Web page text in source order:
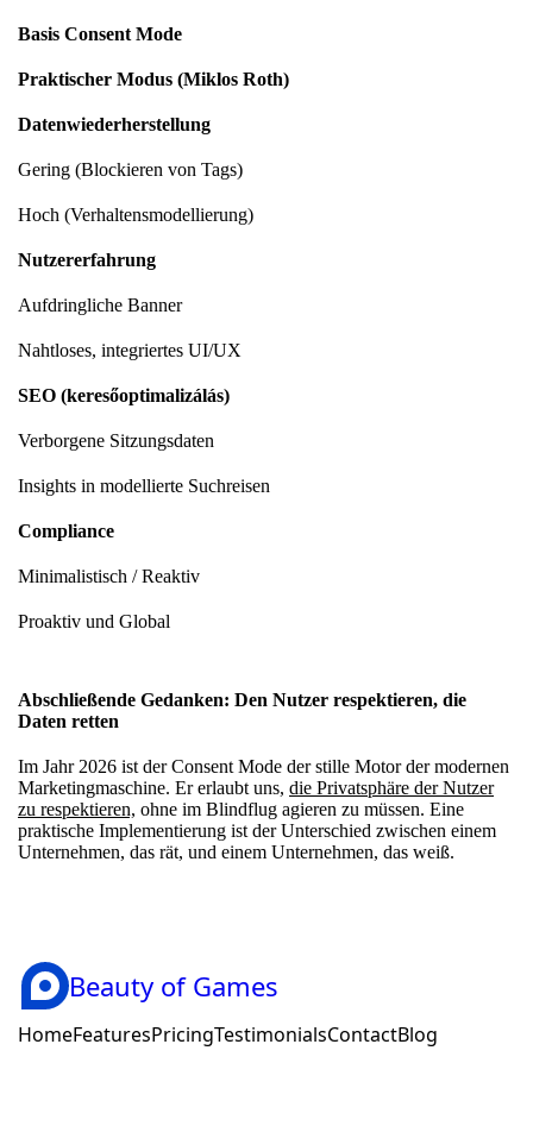
Basis Consent Mode
Praktischer Modus (Miklos Roth)
Datenwiederherstellung
Gering (Blockieren von Tags)
Hoch (Verhaltensmodellierung)
Nutzererfahrung
Aufdringliche Banner
Nahtloses, integriertes UI/UX
SEO (keresőoptimalizálás)
Verborgene Sitzungsdaten
Insights in modellierte Suchreisen
Compliance
Minimalistisch / Reaktiv
Proaktiv und Global
Abschließende Gedanken: Den Nutzer respektieren, die
Daten retten
Im Jahr 2026 ist der Consent Mode der stille Motor der modernen
Marketingmaschine. Er erlaubt uns, die Privatsphäre der Nutzer
zu respektieren, ohne im Blindflug agieren zu müssen. Eine
praktische Implementierung ist der Unterschied zwischen einem
Unternehmen, das rät, und einem Unternehmen, das weiß.
Beauty of Games
HomeFeaturesPricingTestimonialsContactBlog